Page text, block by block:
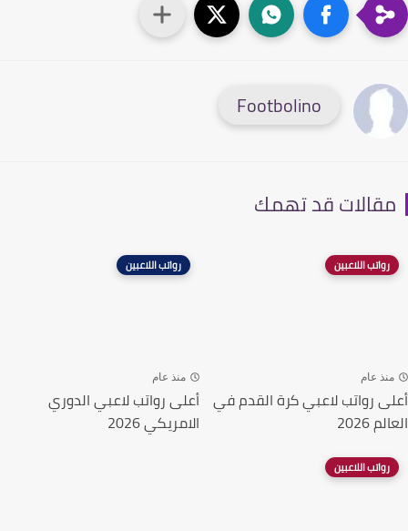
Footbolino
قد تهمك
رواتب اللاعبين
عام
رواتب لاعبي كرة القدم في
2026
رواتب اللاعبين
منذ عام
أعلى رواتب لاعبي الدوري
الامريكي 2026
رواتب اللاعبين